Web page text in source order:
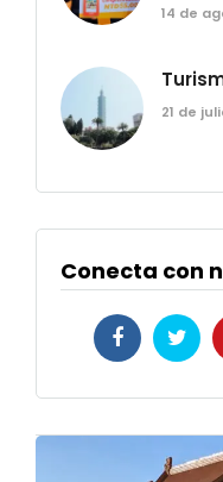
14 de
21 de
Conecta con